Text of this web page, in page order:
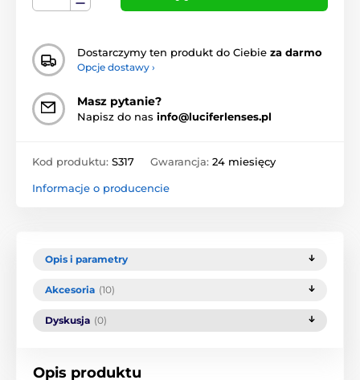
Dostarczymy ten produkt do Ciebie za darmo
Opcje dostawy ›
Masz pytanie?
Napisz do nas info@luciferlenses.pl
Kod produktu: S317 Gwarancja: 24 miesięcy
Informacje o producencie
Opis i parametry
Akcesoria (10)
Dyskusja (0)
Opis produktu